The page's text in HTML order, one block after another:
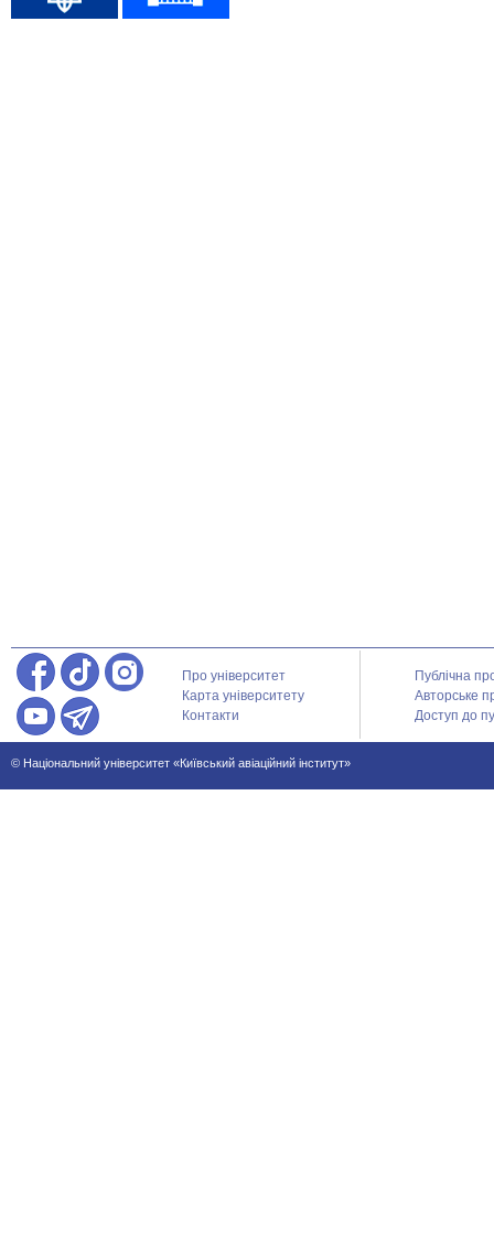
Про університет
Карта університету
Контакти
Публічна
Авторське
Доступ до
© Національний університет «Київський авіаційний інститут»